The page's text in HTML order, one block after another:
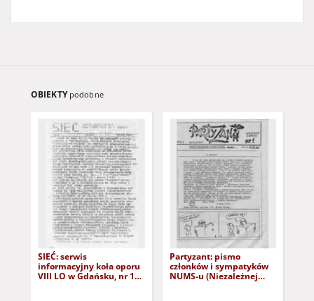
OBIEKTY podobne
SIEĆ: serwis
informacyjny koła oporu
VIII LO w Gdańsku, nr 1
Partyzant: pismo
członków i sympatyków
NUMS-u (Niezależnej